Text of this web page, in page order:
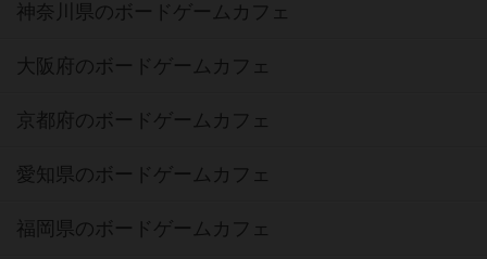
神奈川県のボードゲームカフェ
大阪府のボードゲームカフェ
京都府のボードゲームカフェ
愛知県のボードゲームカフェ
福岡県のボードゲームカフェ